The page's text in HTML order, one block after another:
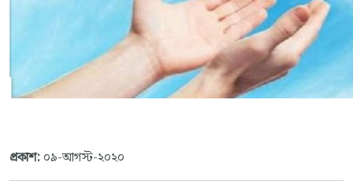
প্রকাশ: ০৯-আগস্ট-২০২০